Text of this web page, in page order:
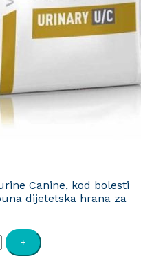
Canine, kod bolesti
dijetetska hrana za
+